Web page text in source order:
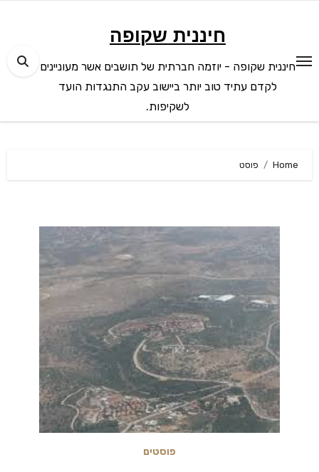
חיננית שקופה
חיננית שקופה - יוזמה חברתית של תושבים אשר מעוניינים
לקדם עתיד טוב יותר ביישוב עקב התנגדות הועד
לשקיפות.
Home פוסט
פוסטים